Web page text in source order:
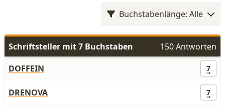
Buchstabenlänge: Alle
Schriftsteller mit 7 Buchstaben
150 Antworten
DOFFEIN
7
DRENOVA 7